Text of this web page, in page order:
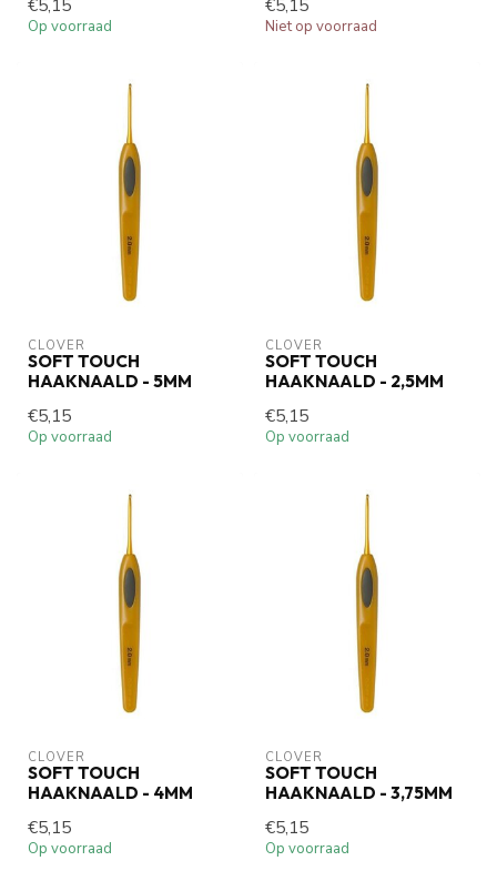
€5,15
Op voorraad
€5,15
Niet op voorraad
CLOVER
SOFT TOUCH
HAAKNAALD - 5MM
€5,15
Op voorraad
CLOVER
SOFT TOUCH
HAAKNAALD - 2,5MM
€5,15
Op voorraad
CLOVER
SOFT TOUCH
HAAKNAALD - 4MM
€5,15
Op voorraad
CLOVER
SOFT TOUCH
HAAKNAALD - 3,75MM
€5,15
Op voorraad